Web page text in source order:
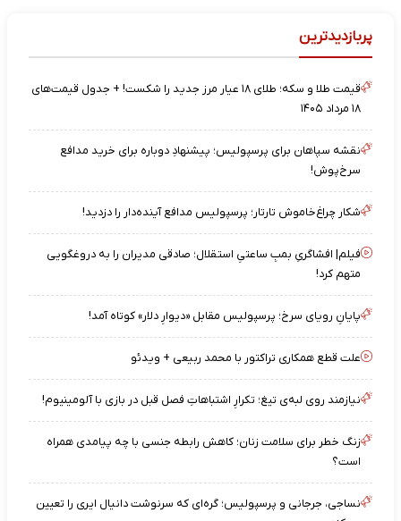
پربازدیدترین
قیمت طلا و سکه؛ طلای ۱۸ عیار مرز جدید را شکست! + جدول قیمت‌های
۱۸ مرداد ۱۴۰۵
نقشه‌ سپاهان برای پرسپولیس؛ پیشنهادِ دوباره برای خرید مدافع
سرخ‌پوش!
شکار چراغ‌خاموش تارتار؛ پرسپولیس مدافع آینده‌دار را دزدید!
فیلم| افشاگریِ بمبِ ساعتیِ استقلال؛ صادقی مدیران را به دروغگویی
متهم کرد!
پایانِ رویای سرخ؛ پرسپولیس مقابل «دیوارِ دلار» کوتاه آمد!
علت قطع همکاری تراکتور با محمد ربیعی + ویدئو
نیازمند روی لبه‌ی تیغ؛ تکرارِ اشتباهاتِ فصل قبل در بازی با آلومینیوم!
زنگ خطر برای سلامت زنان؛ کاهش رابطه جنسی با چه پیامدی همراه
است؟
نساجی، جرجانی و پرسپولیس؛ گره‌ای که سرنوشت دانیال ایری را تعیین